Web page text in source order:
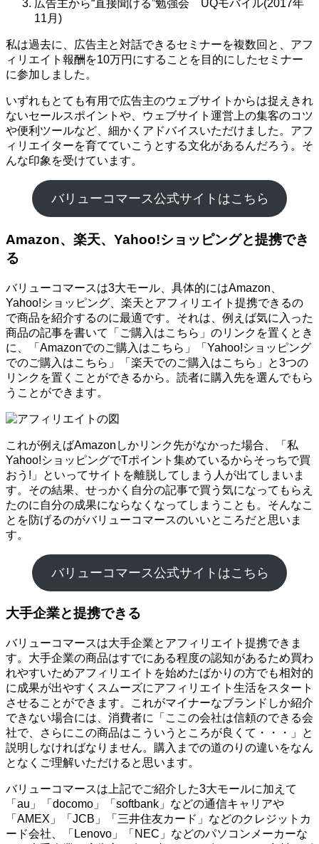
広告主から“直接聞ける”勉強会 UQモバイル(2017年
11月)
私は過去に、広告主と対話できるセミナーを複数回と、アフ
ィリエイト報酬を10万円にすることを目的にしたセミナー
に参加しました。
いずれもとても有用で広告主のウェブサイトからは捉えきれ
ないセールスポイントや、ウェブサイト運営上の集客のコツ
や便利ツールなど、細かくアドバイスいただけました。アフ
ィリエイターを育てていこうとする文化があるんだろう。そ
んな印象を受けています。
バリューコマース公式サイトはこちら
Amazon、楽天、Yahoo!ショッピングと提携でき
る
バリューコマースは3大モール、具体的にはAmazon、
Yahoo!ショッピング、楽天とアフィリエイト提携できるの
で商品を紹介するのに最適です。それは、例えば気に入った
商品の記事を書いて「ご購入はこちら」のリンクを置くとき
に、「Amazonでのご購入はこちら」「Yahoo!ショッピング
でのご購入はこちら」「楽天でのご購入はこちら」と3つの
リンクを置くことができるから。読者に購入先を選んでもら
うことができます。
これが例えばAmazonしかリンク先がなかった場合、「私
Yahoo!ショッピングでTポイント集めているからそっちで買
おう!」といってサイトを離脱してしまう人が出てしまいま
す。その結果、せっかく自分の記事で買う気になってもらえ
たのに自分の成果にならなくなってしまうことも。そんなこ
とを防げるのがバリューコマースのいいところだと思いま
す。
バリューコマース公式サイトはこちら
大手企業と提携できる
バリューコマースは大手企業とアフィリエイト提携できま
す。大手企業の商品はすでにある程度の認知があるため買わ
れやすいためアフィリエイトを始めたばかりの方でも相対的
に成果が出やすくスムーズにアフィリエイト生活をスタート
させることができます。これがマイナーなブランドしか紹介
できない場合には、消費者に「ここの会社は信頼のできる会
社で、さらにこの商品はこういうところが良くて・・・」と
説明しなければなりません。購入までの道のりの違いをなん
となくご理解いただけると思います。
バリューコマースは上記でご紹介した3大モールに加えて
「au」「docomo」「softbank」などの通信キャリアや
「AMEX」「JCB」「三井住友カード」などのクレジットカ
ード会社、「Lenovo」「NEC」などのパソコンメーカーな